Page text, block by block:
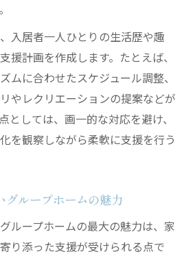
入居者一人ひとりの生活歴や趣
援計画を作成します。たとえば、
ムに合わせたスケジュール調整、
やレクリエーションの提案などが
としては、画一的な対応を避け、
を観察しながら柔軟に支援を行う
グループホームの魅力
ループホームの最大の魅力は、家
り添った支援が受けられる点で